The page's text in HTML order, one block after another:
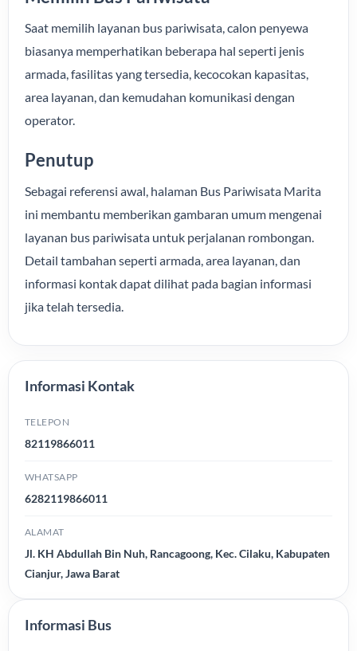
Saat memilih layanan bus pariwisata, calon penyewa
biasanya memperhatikan beberapa hal seperti jenis
armada, fasilitas yang tersedia, kecocokan kapasitas,
area layanan, dan kemudahan komunikasi dengan
operator.
Penutup
Sebagai referensi awal, halaman Bus Pariwisata Marita
ini membantu memberikan gambaran umum mengenai
layanan bus pariwisata untuk perjalanan rombongan.
Detail tambahan seperti armada, area layanan, dan
informasi kontak dapat dilihat pada bagian informasi
jika telah tersedia.
Informasi Kontak
TELEPON
82119866011
WHATSAPP
6282119866011
ALAMAT
Jl. KH Abdullah Bin Nuh, Rancagoong, Kec. Cilaku, Kabupaten
Cianjur, Jawa Barat
Informasi Bus